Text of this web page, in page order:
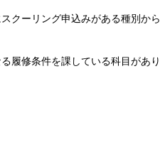
クーリング申込みがある種別から
履修条件を課している科目があり